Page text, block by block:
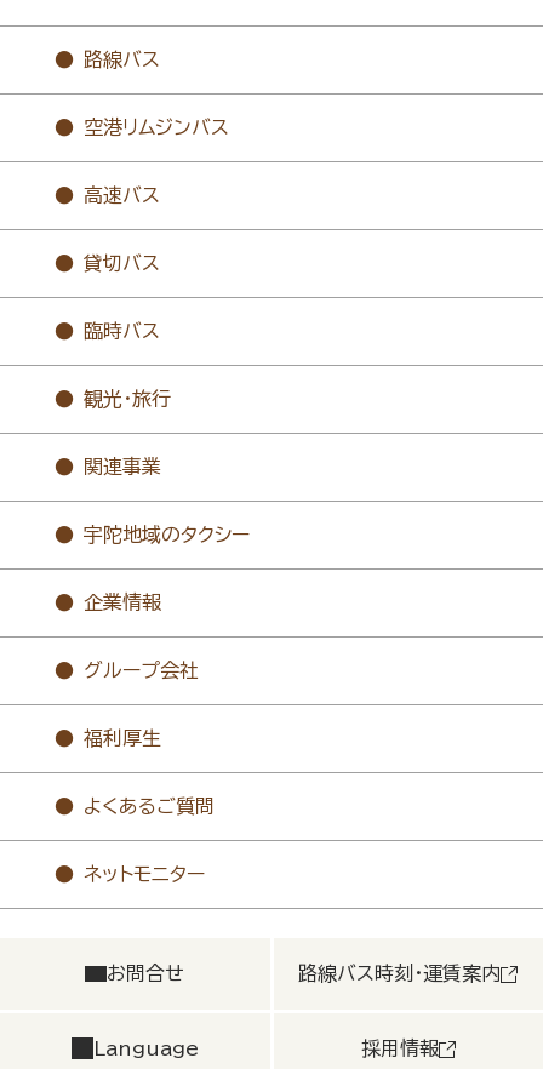
路線バス
空港リムジンバス
高速バス
貸切バス
臨時バス
観光・旅行
関連事業
宇陀地域のタクシー
企業情報
グループ会社
福利厚生
よくあるご質問
ネットモニター
お問合せ 路線バス時刻・運賃案内
Language 採用情報